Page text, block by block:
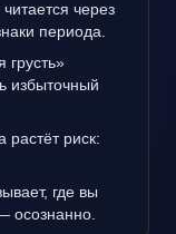
через
периода.
грусть»
избыточный
растёт риск:
где вы
осознанно.